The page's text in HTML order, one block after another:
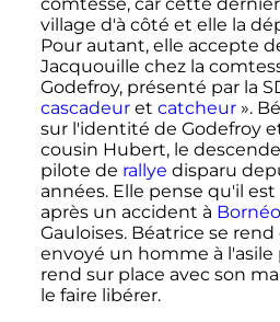
comtesse, car cette
village d'à côté et elle la
Pour autant, elle accepte
Jacquouille chez la
Godefroy, présenté par la
cascadeuret catcheur».
sur l'identité de Godefroy
cousin Hubert, le
pilote de rallye disparu
années. Elle pense qu'il
après un accident à Bornéo
Gauloises. Béatrice se
envoyé un homme à l'asile
rend sur place avec son
le faire libérer.